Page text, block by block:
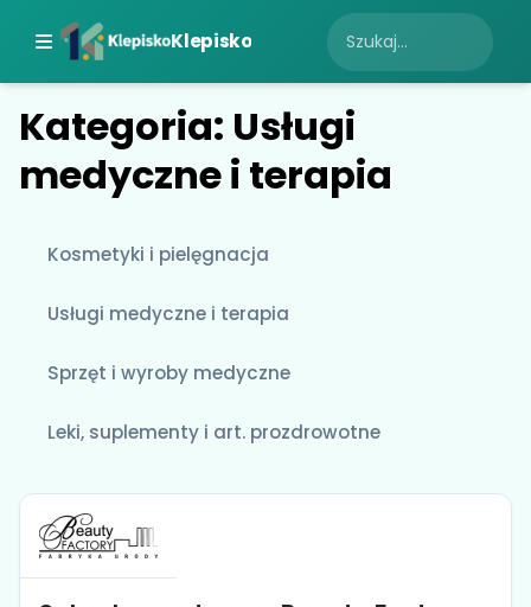
Klepisko
Kategoria: Usługi
medyczne i terapia
Kosmetyki i pielęgnacja
Usługi medyczne i terapia
Sprzęt i wyroby medyczne
Leki, suplementy i art. prozdrowotne